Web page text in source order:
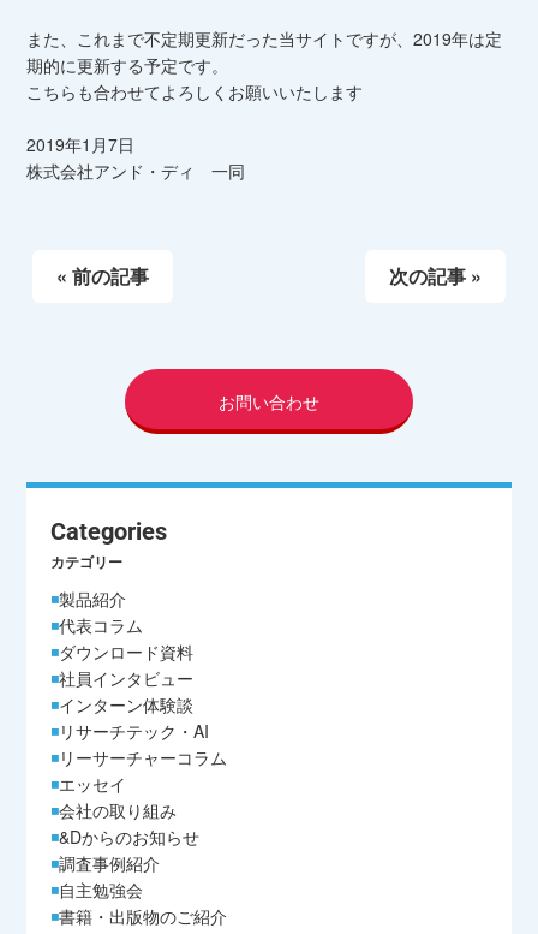
また、これまで不定期更新だった当サイトですが、2019年は定
期的に更新する予定です。
こちらも合わせてよろしくお願いいたします
2019年1月7日
株式会社アンド・ディ 一同
« 前の記事 次の記事 »
お問い合わせ
Categories
カテゴリー
製品紹介
代表コラム
ダウンロード資料
社員インタビュー
インターン体験談
リサーチテック・AI
リーサーチャーコラム
エッセイ
会社の取り組み
&Dからのお知らせ
調査事例紹介
自主勉強会
書籍・出版物のご紹介